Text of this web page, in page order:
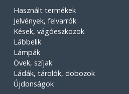
Használt termékek
Jelvények, felvarrók
Kések, vágóeszközök
Lábbelik
Lámpák
Övek, szíjak
Ládák, tárolók, dobozok
Újdonságok